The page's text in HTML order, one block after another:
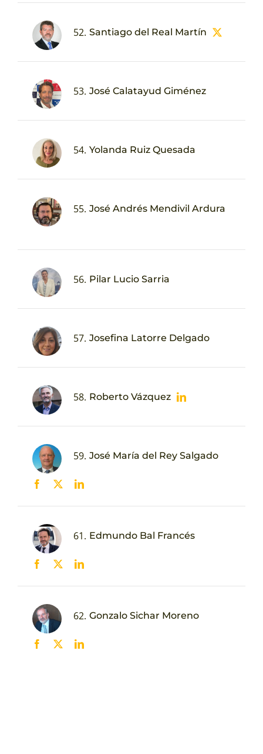
52. Santiago del Real Martín
53. José Calatayud Giménez
54. Yolanda Ruiz Quesada
55. José Andrés Mendivil Ardura
56. Pilar Lucio Sarria
57. Josefina Latorre Delgado
58. Roberto Vázquez
59. José María del Rey Salgado
61. Edmundo Bal Francés
62. Gonzalo Sichar Moreno